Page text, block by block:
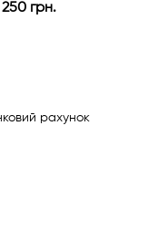
грн.
рахунок